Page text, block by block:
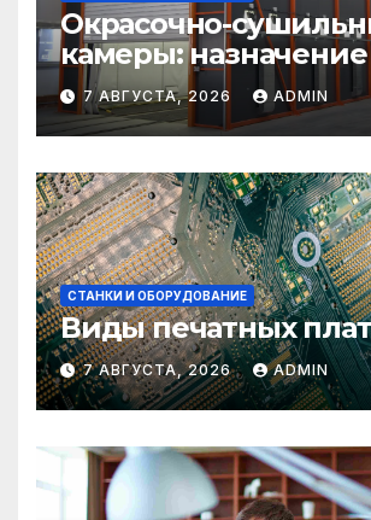
Окрасочно-
камеры:
области
7 АВГУСТА, 2026 ADMIN
СТАНКИ И ОБОРУДОВАНИЕ
Виды печатных плат
7 АВГУСТА, 2026 ADMIN